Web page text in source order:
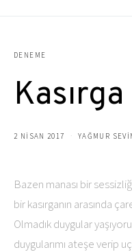
DENEME
Kasırga
2 NISAN 2017 YAĞMUR
Bazen manası bir
bir kasırganın arasında
Olmadık duygular
duygularımı ateşe verip